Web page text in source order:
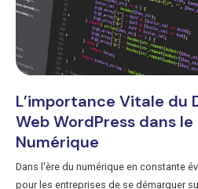
L’importance Vitale du
Web WordPress dans
Numérique
Dans l'ère du numérique en constante
pour les entreprises de se démarquer